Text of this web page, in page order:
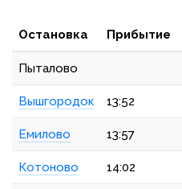
Остановка Прибытие
Пыталово
Вышгородок 13:52
Емилово 13:57
Котоново 14:02